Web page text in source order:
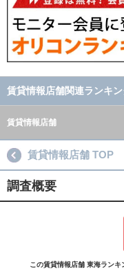
賃貸情報店舗関連ランキ
賃貸情報店舗
賃貸情報店舗 TOP
調査概要
この賃貸情報店舗 東海ランキ